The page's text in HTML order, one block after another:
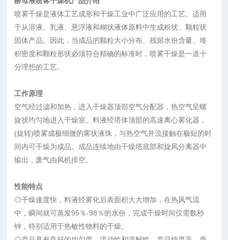
喷雾干燥是液体工艺成形和干燥工业中广泛应用的工艺。适用
于从溶液、乳液、悬浮液和糊状液体原料中生成粉状、颗粒状
固体产品。因此，当成品的颗粒大小分布、残留水份含量、堆
积密度和颗粒形状必须符合精确的标准时，喷雾干燥是一道十
分理想的工艺。
工作原理
空气经过滤和加热，进入干燥器顶部空气分配器，热空气呈螺
旋状均匀地进入干燥室。料液经塔体顶部的高速离心雾化器，
(旋转)喷雾成极细微的雾状液珠，与热空气并流接触在极短的时
间内可干燥为成品。成品连续地由干燥塔底部和旋风分离器中
输出，废气由风机排空。
性能特点
◎干燥速度快，料液经雾化后表面积大大增加，在热风气流
中，瞬间就可蒸发95％-98％的水份，完成干燥时间仅需数秒
钟，特别适用于热敏性物料的干燥。